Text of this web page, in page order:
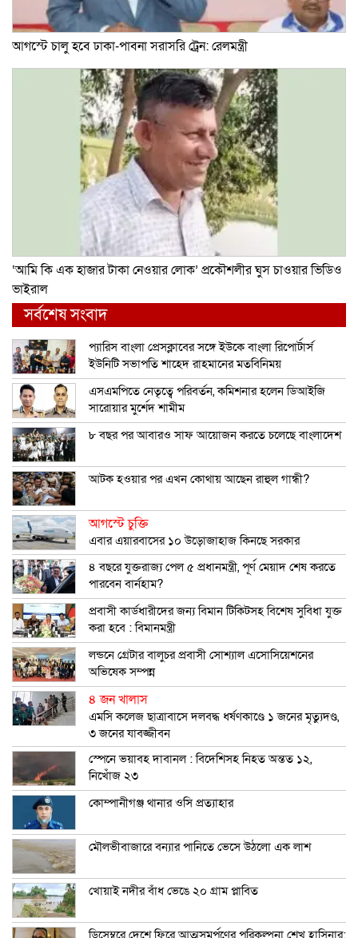
আগস্টে চালু হবে ঢাকা-পাবনা সরাসরি ট্রেন: রেলমন্ত্রী
‘আমি কি এক হাজার টাকা নেওয়ার লোক’ প্রকৌশলীর ঘুস চাওয়ার ভিডিও
ভাইরাল
সর্বশেষ সংবাদ
প্যারিস বাংলা প্রেসক্লাবের সঙ্গে ইউকে বাংলা রিপোর্টার্স
ইউনিটি সভাপতি শাহেদ রাহমানের মতবিনিময়
এসএমপিতে নেতৃত্বে পরিবর্তন, কমিশনার হলেন ডিআইজি
সারোয়ার মুর্শেদ শামীম
৮ বছর পর আবারও সাফ আয়োজন করতে চলেছে বাংলাদেশ
আটক হওয়ার পর এখন কোথায় আছেন রাহুল গান্ধী?
আগস্টে চুক্তি
এবার এয়ারবাসের ১০ উড়োজাহাজ কিনছে সরকার
৪ বছরে যুক্তরাজ্য পেল ৫ প্রধানমন্ত্রী, পূর্ণ মেয়াদ শেষ করতে
পারবেন বার্নহাম?
প্রবাসী কার্ডধারীদের জন্য বিমান টিকিটসহ বিশেষ সুবিধা যুক্ত
করা হবে : বিমানমন্ত্রী
লন্ডনে গ্রেটার বালুচর প্রবাসী সোশ্যাল এসোসিয়েশনের
অভিষেক সম্পন্ন
৪ জন খালাস
এমসি কলেজ ছাত্রাবাসে দলবদ্ধ ধর্ষণকাণ্ডে ১ জনের মৃত্যুদণ্ড,
৩ জনের যাবজ্জীবন
স্পেনে ভয়াবহ দাবানল : বিদেশিসহ নিহত অন্তত ১২,
নিখোঁজ ২৩
কোম্পানীগঞ্জ থানার ওসি প্রত্যাহার
মৌলভীবাজারে বন্যার পানিতে ভেসে উঠলো এক লাশ
খোয়াই নদীর বাঁধ ভেঙে ২০ গ্রাম প্লাবিত